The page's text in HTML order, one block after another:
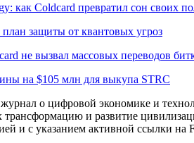
как Coldcard превратил сон своих
защиты от квантовых угроз
не вызвал массовых переводов
на $105 млн для выкупа STRC
о цифровой экономике и
и развитие
и с указанием активной ссылки на